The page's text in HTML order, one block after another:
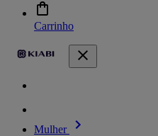
Carrinho
Mulher